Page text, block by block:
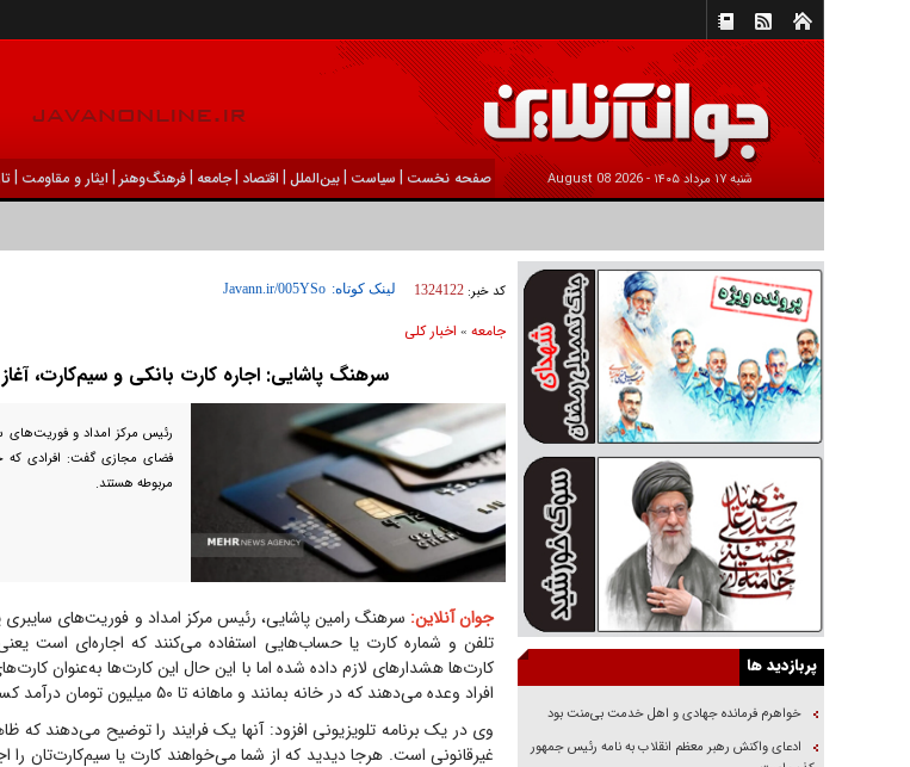
شنبه ۱۷ مرداد ۱۴۰۵ - 2026 August 08 صفحه نخست | سیاست |بين‌الملل | اقتصاد |جامعه |فرهنگ‌و‌هنر | ایثار و مقاومت |
کد خبر: 1324122 لینک کوتاه:
جامعه» اخبار كلی
سرهنگ پاشایی: اجاره کارت بانکی و سیم‌کارت،
رئیس مرکز امداد و فوریت‌های
فضای مجازی گفت: افرادی که
مربوطه هستند.
جوان آنلاین: سرهنگ رامین پاشایی، رئیس مرکز امداد و فوریت‌های سایبری
تلفن و شماره کارت یا حساب‌هایی استفاده می‌کنند که اجاره‌ای است
کارت‌ها هشدارهای لازم داده شده اما با این حال این کارت‌ها به‌عنوان
افراد وعده می‌دهند که در خانه بمانند و ماهانه تا ۵۰ میلیون تومان درآمد کسب کنند.
وی در یک برنامه تلویزیونی افزود: آنها یک فرایند را توضیح می‌دهند
غیرقانونی است. هرجا دیدید که از شما می‌خواهند کارت یا سیم‌کارت‌تان را
پربازدید ها
خواهرم فرمانده جهادی و اهل خدمت بی‌منت بود
ادعای واکنش رهبر معظم انقلاب به نامه رئیس جمهور